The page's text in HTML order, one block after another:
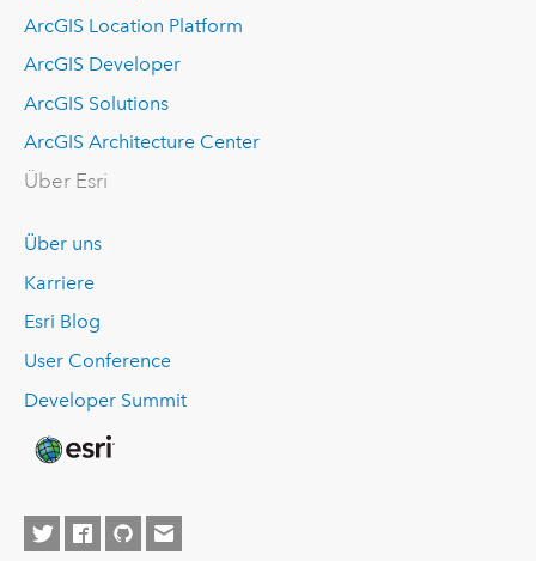
ArcGIS Location Platform
ArcGIS Developer
ArcGIS Solutions
ArcGIS Architecture Center
Über Esri
Über uns
Karriere
Esri Blog
User Conference
Developer Summit